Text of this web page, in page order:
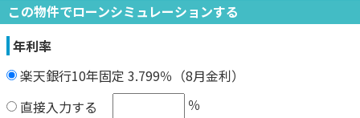
この物件でローンシミュレーションする
年利率
楽天銀行10年固定 3.799％（8月金利）
直接入力する
％